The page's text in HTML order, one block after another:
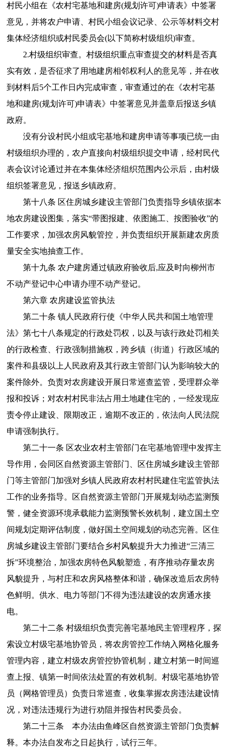
村民小组在《农村宅基地和建房(规划许可)申请表》中签署
意见，并将农户申请、村民小组会议记录、公示等材料交村
集体经济组织或村民委员会(以下简称村级组织)审查。
2.村级组织审查。村级组织重点审查提交的材料是否真
实有效，是否征求了用地建房相邻权利人的意见等，并在收
到材料后5个工作日内完成审查，审查通过的在《农村宅基
地和建房(规划许可)申请表》中签署意见并盖章后报送乡镇
政府。
没有分设村民小组或宅基地和建房申请等事项已统一由
村级组织办理的，农户直接向村级组织提交申请，经村民代
表会议讨论通过并在本集体经济组织范围内公示后，由村级
组织签署意见，报送乡镇政府。
第十八条 区住房城乡建设主管部门负责指导乡镇依据本
地农房建设图集，落实“带图报建、依图施工、按图验收”的
工作要求，加强农房风貌管控，并负责组织开展新建农房质
量安全实地抽查工作。
第十九条 农户建房通过镇政府验收后,应及时向柳州市
不动产登记中心申请办理不动产登记。
第六章 农房建设监管执法
第二十条 镇人民政府行使《中华人民共和国土地管理
法》第七十八条规定的行政处罚权，以及与该行政处罚相关
的行政检查、行政强制措施权，跨乡镇（街道）行政区域的
案件和县级以上人民政府及其行政主管部门认为影响较大的
案件除外。负责对农房建设开展日常巡查监管，受理群众举
报和投诉；对农村村民非法占用土地建住宅的，一经发现应
责令停止建设、限期改正，逾期不改正的，依法向人民法院
申请强制执行。
第二十一条 区农业农村主管部门在宅基地管理中发挥主
导作用，会同区自然资源主管部门、区住房城乡建设主管部
门等主管部门加强对乡镇人民政府农村村民建住宅监管执法
工作的业务指导。区自然资源主管部门开展规划动态监测预
警，健全资源环境承载能力监测预警长效机制，建立国土空
间规划定期评估制度，做好国土空间规划的动态完善。区住
房城乡建设主管部门要结合乡村风貌提升大力推进“三清三
拆”环境整治，加强农房特色风貌塑造，有序推动存量农房
风貌提升，与村庄和农房风格整体和谐，确保改造后农房特
色鲜明。供水、电力等部门不得为违法建设的农房通水接
电。
第二十二条 村级组织负责完善宅基地民主管理程序，探
索设立村级宅基地协管员，将农房管控工作纳入网格化服务
管理内容，建立村级农房管控协管机制，建立村第一时间巡
查上报、镇第一时间依法处置的有效机制。村级宅基地协管
员（网格管理员）负责日常巡查，收集掌握农房违法建设情
况，对违法违规行为进行劝阻并报告村民委员会。
第二十三条 本办法由鱼峰区自然资源主管部门负责解
释。本办法自发布之日起执行，试行三年。